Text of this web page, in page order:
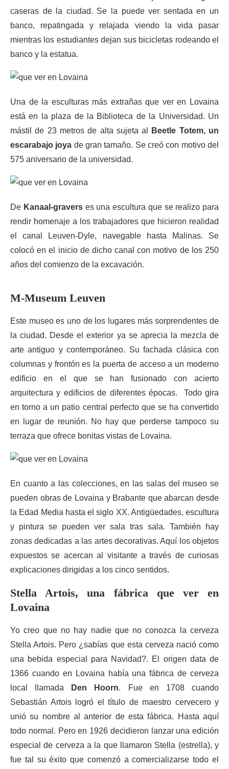
caseras de la ciudad. Se la puede ver sentada en un
banco, repatingada y relajada viendo la vida pasar
mientras los estudiantes dejan sus bicicletas rodeando el
banco y la estatua.
Una de la esculturas más extrañas que ver en Lovaina
está en la plaza de la Biblioteca de la Universidad. Un
mástil de 23 metros de alta sujeta al
Beetle Totem, un
escarabajo joya de gran tamaño. Se creó con motivo del
575 aniversario de la universidad.
De Kanaal-graverses una escultura que se realizo para
rendir homenaje a los trabajadores que hicieron realidad
el canal Leuven-Dyle, navegable hasta Malinas. Se
colocó en el inicio de dicho canal con motivo de los 250
años del comienzo de la excavación.
M-Museum Leuven
Este museo es uno de los lugares más sorprendentes de
la ciudad. Desde el exterior ya se aprecia la mezcla de
arte antiguo y contemporáneo. Su fachada clásica con
columnas y frontón es la puerta de acceso a un moderno
edificio en el que se han fusionado con acierto
arquitectura y edificios de diferentes épocas. Todo gira
en torno a un patio central perfecto que se ha convertido
en lugar de reunión. No hay que perderse tampoco su
terraza que ofrece bonitas vistas de Lovaina.
En cuanto a las colecciones, en las salas del museo se
pueden obras de Lovaina y Brabante que abarcan desde
la Edad Media hasta el siglo XX. Antigüedades, escultura
y pintura se pueden ver sala tras sala. También hay
zonas dedicadas a las artes decorativas. Aquí los objetos
expuestos se acercan al visitante a través de curiosas
explicaciones dirigidas a los cinco sentidos.
Stella Artois, una fábrica que ver en
Lovaina
Yo creo que no hay nadie que no conozca la cerveza
Stella Artois. Pero ¿sabías que esta cerveza nació como
una bebida especial para Navidad?. El origen data de
1366 cuando en Lovaina había una fábrica de cerveza
local llamada
Den Hoorn. Fue en 1708 cuando
Sebastián Artois logró el título de maestro cervecero y
unió su nombre al anterior de esta fábrica. Hasta aquí
todo normal. Pero en 1926 decidieron lanzar una edición
especial de cerveza a la que llamaron Stella (estrella), y
fue tal su éxito que comenzó a comercializarse todo el